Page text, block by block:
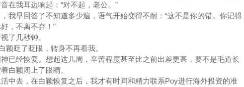
在我耳边响起：“对不起，老公。”
我早回答了不知道多少遍，语气开始变得不耐：“这不是你的错。你记得
，不离不弃！”
了几秒钟。
颖眨了眨眼，转身不再看我。
已经恢复。想起这几周，辛苦程度甚至比之前出差更甚，要不是毛道长
白颖闭上了眼睛。
中去，在白颖恢复之后，我才有时间和精力联系Poy进行海外投资的准